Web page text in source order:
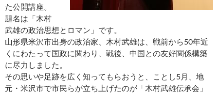
た公開講座。
題名は「木村
武雄の政治思想とロマン」です。
山形県米沢市出身の政治家、木村武雄は、戦前から50年近
くにわたって国政に関わり、戦後、中国との友好関係構築
に尽力しました。
その思いや足跡を広く知ってもらおうと、ことし5月、地
元・米沢市で市民らが立ち上げたのが「木村武雄伝承会」